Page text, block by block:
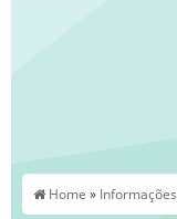
Home » Informações